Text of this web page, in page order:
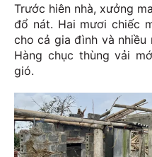
Trước hiên nhà, xưởng
đổ nát. Hai mươi chiếc
cho cả gia đình và
Hàng chục thùng vải
gió.